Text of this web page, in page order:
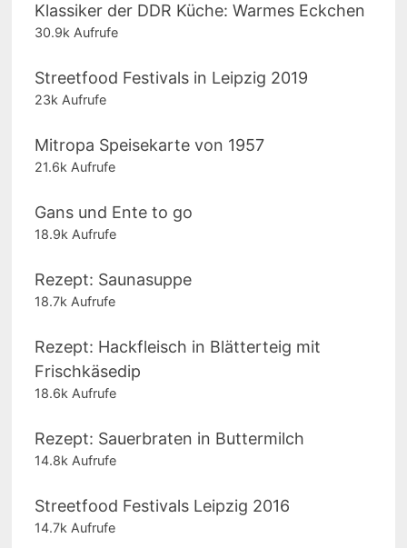
Klassiker der DDR Küche: Warmes Eckchen
30.9k Aufrufe
Streetfood Festivals in Leipzig 2019
23k Aufrufe
Mitropa Speisekarte von 1957
21.6k Aufrufe
Gans und Ente to go
18.9k Aufrufe
Rezept: Saunasuppe
18.7k Aufrufe
Rezept: Hackfleisch in Blätterteig mit
Frischkäsedip
18.6k Aufrufe
Rezept: Sauerbraten in Buttermilch
14.8k Aufrufe
Streetfood Festivals Leipzig 2016
14.7k Aufrufe